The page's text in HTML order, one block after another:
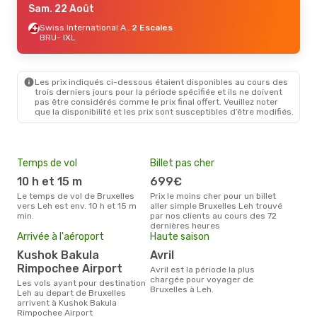
Sam. 22 Août
Swiss International Air Lines 2 Escales
BRU- IXL
Les prix indiqués ci-dessous étaient disponibles au cours des
trois derniers jours pour la période spécifiée et ils ne doivent
pas être considérés comme le prix final offert. Veuillez noter
que la disponibilité et les prix sont susceptibles d’être modifiés.
Temps de vol
10 h et 15 m
Le temps de vol de Bruxelles
vers Leh est env. 10 h et 15 m
min.
Billet pas cher
699€
Prix le moins cher pour un billet
aller simple Bruxelles Leh trouvé
par nos clients au cours des 72
dernières heures
Arrivée à l'aéroport
Kushok Bakula
Rimpochee Airport
Les vols ayant pour destination
Leh au depart de Bruxelles
arrivent à Kushok Bakula
Rimpochee Airport
Haute saison
avril
avril est la période la plus
chargée pour voyager de
Bruxelles à Leh.